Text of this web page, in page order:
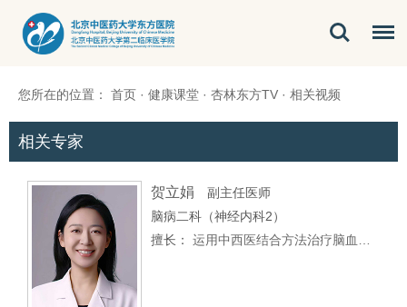
您所在的位置： 首页 · 健康课堂 · 杏林东方TV · 相关视频
相关专家
贺立娟
副主任医师
脑病二科（神经内科2）
擅长：
运用中西医结合方法治疗脑血管病，眩晕，头痛，健忘，失眠，焦虑…